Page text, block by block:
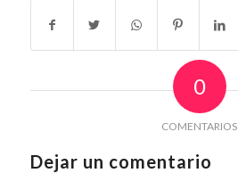
0
COMENTARIOS
Dejar un comentario